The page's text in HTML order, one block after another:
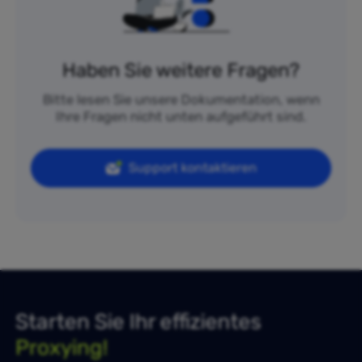
Haben Sie weitere Fragen?
Bitte lesen Sie unsere Dokumentation, wenn
Ihre Fragen nicht unten aufgeführt sind.
Support kontaktieren
Starten Sie Ihr effizientes
Proxying!